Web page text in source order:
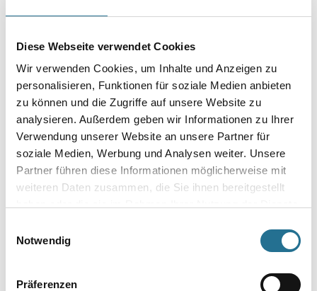
Diese Webseite verwendet Cookies
Wir verwenden Cookies, um Inhalte und Anzeigen zu
personalisieren, Funktionen für soziale Medien anbieten
zu können und die Zugriffe auf unsere Website zu
analysieren. Außerdem geben wir Informationen zu Ihrer
Verwendung unserer Website an unsere Partner für
soziale Medien, Werbung und Analysen weiter. Unsere
Partner führen diese Informationen möglicherweise mit
weiteren Daten zusammen, die Sie ihnen bereitgestellt
Notwendig
Präferenzen
Länge in Millimeter
Umrechnungsfaktoren